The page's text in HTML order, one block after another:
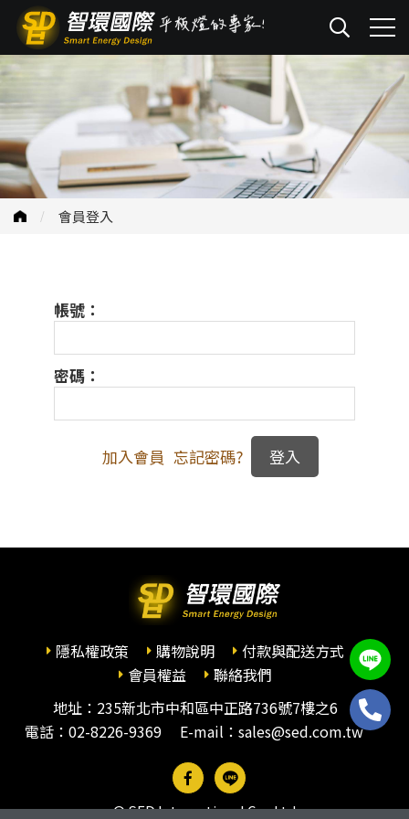
會員登入
帳號：
密碼：
加入會員 忘記密碼?
隱私權政策 購物說明
付款與配送方式
會員權益
聯絡我們
地址：235新北市中和區中正路736號7樓之6
電話： 02-8226-9369 E-mail：sales@sed.com.tw
© SED International Co., Ltd